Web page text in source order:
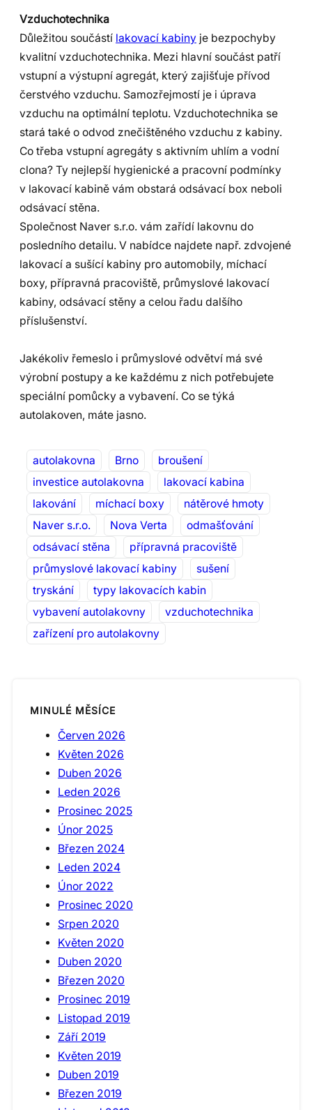
Vzduchotechnika
Důležitou součástí lakovací kabiny je bezpochyby
kvalitní vzduchotechnika. Mezi hlavní součást patří
vstupní a výstupní agregát, který zajišťuje přívod
čerstvého vzduchu. Samozřejmostí je i úprava
vzduchu na optimální teplotu. Vzduchotechnika se
stará také o odvod znečištěného vzduchu z kabiny.
Co třeba vstupní agregáty s aktivním uhlím a vodní
clona? Ty nejlepší hygienické a pracovní podmínky
v lakovací kabině vám obstará odsávací box neboli
odsávací stěna.
Společnost Naver s.r.o. vám zařídí lakovnu do
posledního detailu. V nabídce najdete např. zdvojené
lakovací a sušící kabiny pro automobily, míchací
boxy, přípravná pracoviště, průmyslové lakovací
kabiny, odsávací stěny a celou řadu dalšího
příslušenství.
Jakékoliv řemeslo i průmyslové odvětví má své
výrobní postupy a ke každému z nich potřebujete
speciální pomůcky a vybavení. Co se týká
autolakoven, máte jasno.
autolakovna Brno
broušení
investice autolakovna
lakovací kabina
lakování
míchací boxy
nátěrové hmoty
Naver s.r.o.
Nova Verta
odmašťování
odsávací stěna
přípravná pracoviště
průmyslové lakovací kabiny
sušení
tryskání
typy lakovacích kabin
vybavení autolakovny
vzduchotechnika
zařízení pro autolakovny
MINULÉ MĚSÍCE
Červen 2026
Květen 2026
Duben 2026
Leden 2026
Prosinec 2025
Únor 2025
Březen 2024
Leden 2024
Únor 2022
Prosinec 2020
Srpen 2020
Květen 2020
Duben 2020
Březen 2020
Prosinec 2019
Listopad 2019
Září 2019
Květen 2019
Duben 2019
Březen 2019